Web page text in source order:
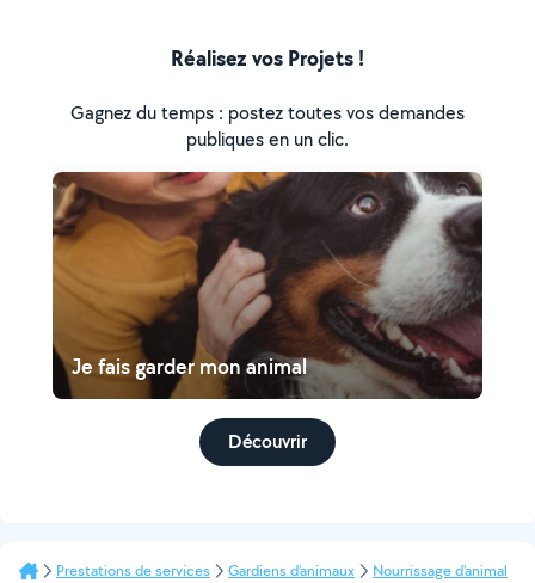
Réalisez vos Projets !
Gagnez du temps : postez toutes vos demandes
publiques en un clic.
Je fais garder mon animal
Découvrir
Prestations de services Gardiens d'animaux
Nourrissage d'animal